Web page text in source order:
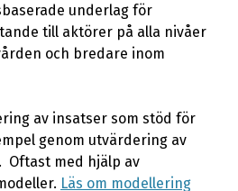
underlag för
till aktörer på alla nivåer
och bredare inom
av insatser som stöd för
genom utvärdering av
Oftast med hjälp av
Läs om modellering